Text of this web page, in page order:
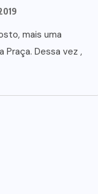
mais uma
Praça. Dessa vez ,